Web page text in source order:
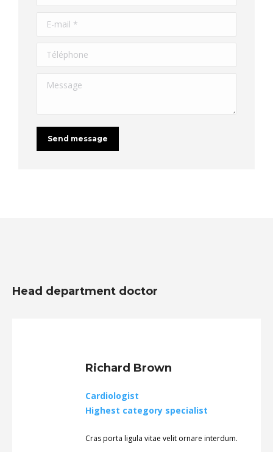
E-mail *
Téléphone
Message
Send message
Head department doctor
Richard Brown
Cardiologist
Highest category specialist
Cras porta ligula vitae velit ornare interdum.